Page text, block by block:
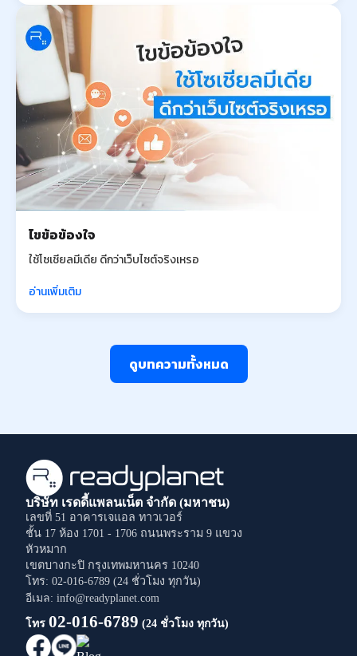
ไขข้อข้องใจ
ใช้โซเชียลมีเดีย ดีกว่าเว็บไซต์จริงเหรอ
อ่านเพิ่มเติม
ดูบทความทั้งหมด
บริษัท เรดดี้แพลนเน็ต จำกัด (มหาชน)
เลขที่ 51 อาคารเจแอล ทาวเวอร์
ชั้น 17 ห้อง 1701 - 1706 ถนนพระราม 9 แขวง
หัวหมาก
เขตบางกะปิ กรุงเทพมหานคร 10240
โทร: 02-016-6789 (24 ชั่วโมง ทุกวัน)
อีเมล: info@readyplanet.com
โทร 02-016-6789 (24 ชั่วโมง ทุกวัน)